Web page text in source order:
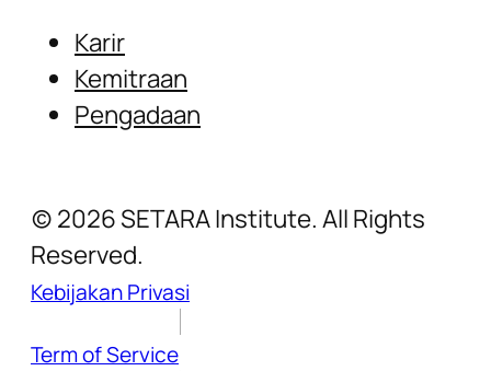
Karir
Kemitraan
Pengadaan
(c) 2026 SETARA Institute. All Rights
Reserved.
Kebijakan Privasi
Term of Service